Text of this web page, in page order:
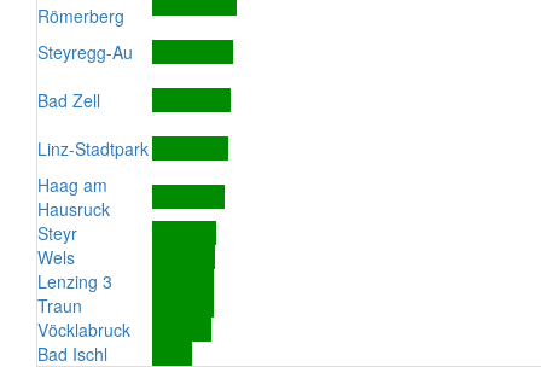
Römerberg
Steyregg-Au
Bad Zell
Linz-Stadtpark
Haag am
Hausruck
Steyr
Wels
Lenzing 3
Traun
Vöcklabruck
Bad Ischl